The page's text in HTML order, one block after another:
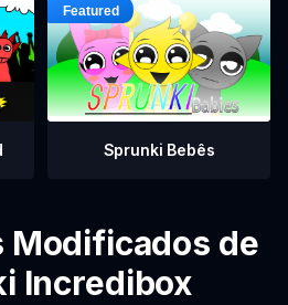
Sprunki Bebês
Modificados de
Incredibox